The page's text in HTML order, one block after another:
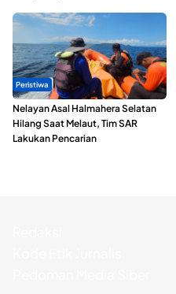
Peristiwa
Nelayan Asal Halmahera Selatan
Hilang Saat Melaut, Tim SAR
Lakukan Pencarian